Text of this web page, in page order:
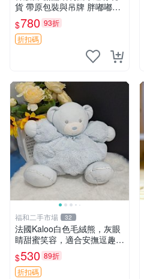
貨 帶原包裝與吊牌 胖嘟嘟超
可愛 毛絨手感佳 小熊掛件 自
嘲抱枕 小熊抱枕
$780 93折
折扣碼
福和二手市場 32
法國Kaloo白色毛絨熊，灰眼
睛甜蜜笑容，適合安撫逗趣可
愛，柔軟面料手感佳。14 白
色安撫熊 毛絨玩具 寶寶逗樂
具
$530 89折
折扣碼